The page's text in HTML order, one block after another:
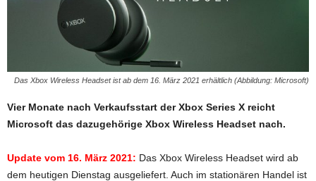
Das Xbox Wireless Headset ist ab dem 16. März 2021 erhältlich (Abbildung: Microsoft)
Vier Monate nach Verkaufsstart der Xbox Series X reicht
Microsoft das dazugehörige Xbox Wireless Headset nach.
Update vom 16. März 2021: Das Xbox Wireless Headset wird ab
dem heutigen Dienstag ausgeliefert. Auch im stationären Handel ist